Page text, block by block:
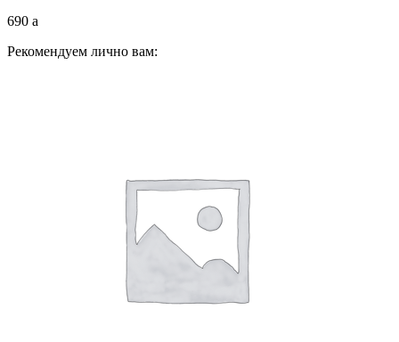
690 a
Рекомендуем лично вам: